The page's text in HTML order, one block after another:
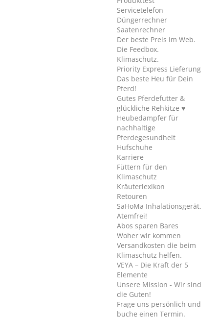
Servicetelefon
Düngerrechner
Saatenrechner
Der beste Preis im Web.
Die Feedbox.
Klimaschutz.
Priority Express Lieferung
Das beste Heu für Dein
Pferd!
Gutes Pferdefutter &
glückliche Rehkitze ♥
Heubedampfer für
nachhaltige
Pferdegesundheit
Hufschuhe
Karriere
Füttern für den
Klimaschutz
Kräuterlexikon
Retouren
SaHoMa Inhalationsgerät.
Atemfrei!
Abos sparen Bares
Woher wir kommen
Versandkosten die beim
Klimaschutz helfen.
VEYA – Die Kraft der 5
Elemente
Unsere Mission - Wir sind
die Guten!
Frage uns persönlich und
buche einen Termin.